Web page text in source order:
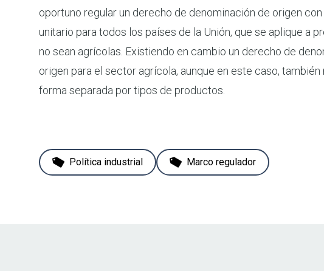
oportuno regular un derecho de denominación de origen
unitario para todos los países de la Unión, que se aplique a
no sean agrícolas. Existiendo en cambio un derecho de
origen para el sector agrícola, aunque en este caso, también
forma separada por tipos de productos.
Política industrial Marco regulador